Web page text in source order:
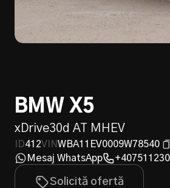
BMW X5
xDrive30d AT MHEV
ID412VINWBA11EV0009W78540
Mesaj WhatsApp
Solicită ofertă